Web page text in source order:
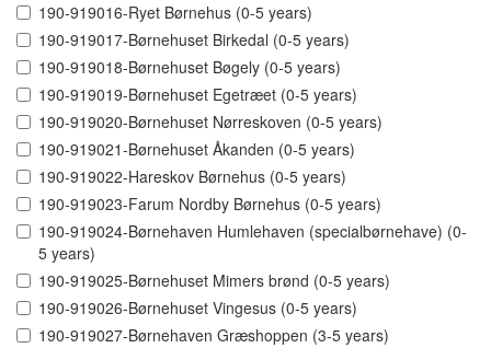
190-919016-Ryet Børnehus (0-5 years)
190-919017-Børnehuset Birkedal (0-5 years)
190-919018-Børnehuset Bøgely (0-5 years)
190-919019-Børnehuset Egetræet (0-5 years)
190-919020-Børnehuset Nørreskoven (0-5 years)
190-919021-Børnehuset Åkanden (0-5 years)
190-919022-Hareskov Børnehus (0-5 years)
190-919023-Farum Nordby Børnehus (0-5 years)
190-919024-Børnehaven Humlehaven (specialbørnehave) (0-
5 years)
190-919025-Børnehuset Mimers brønd (0-5 years)
190-919026-Børnehuset Vingesus (0-5 years)
190-919027-Børnehaven Græshoppen (3-5 years)